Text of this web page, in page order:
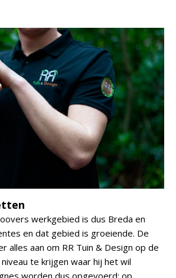
werkgebied is dus Breda en
en dat gebied is groeiende. De
alles aan om RR Tuin & Design op de
te krijgen waar hij het wil
worden dus opgevoerd: op